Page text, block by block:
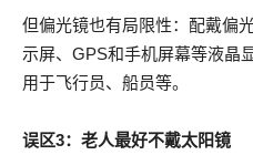
但偏光镜也有局限性：配戴偏
示屏、GPS和手机屏幕等液晶
用于飞行员、船员等。
误区3： 老人最好不戴太阳镜